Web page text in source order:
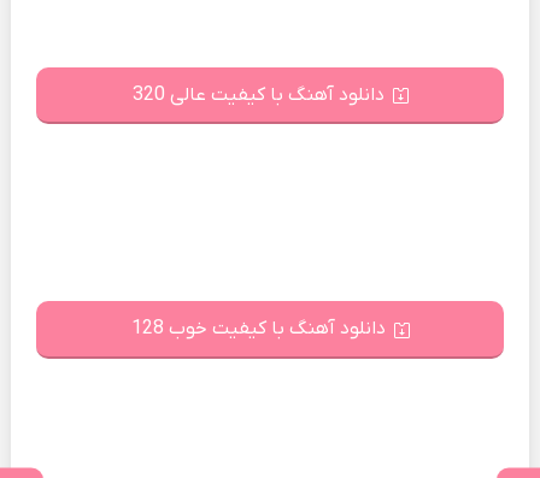
دانلود آهنگ با کیفیت عالی 320
دانلود آهنگ با کیفیت خوب 128